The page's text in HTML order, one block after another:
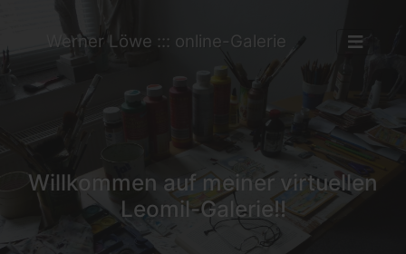
Werner Löwe ::: online-Galerie
Willkommen auf meiner virtuellen
Leomil-Galerie!!